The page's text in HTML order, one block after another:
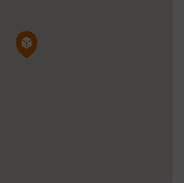
Pin de la carte